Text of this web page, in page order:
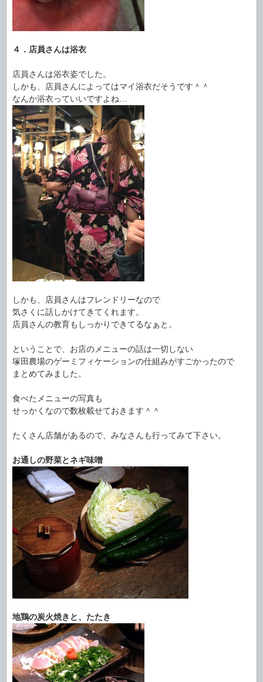
４．店員さんは浴衣
店員さんは浴衣姿でした。
しかも、店員さんによってはマイ浴衣だそうです＾＾
なんか浴衣っていいですよね…
しかも、店員さんはフレンドリーなので
気さくに話しかけてきてくれます。
店員さんの教育もしっかりできてるなぁと。
ということで、お店のメニューの話は一切しない
塚田農場のゲーミフィケーションの仕組みがすごかったので
まとめてみました。
食べたメニューの写真も
せっかくなので数枚載せておきます＾＾
たくさん店舗があるので、みなさんも行ってみて下さい。
お通しの野菜とネギ味噌
地鶏の炭火焼きと、たたき